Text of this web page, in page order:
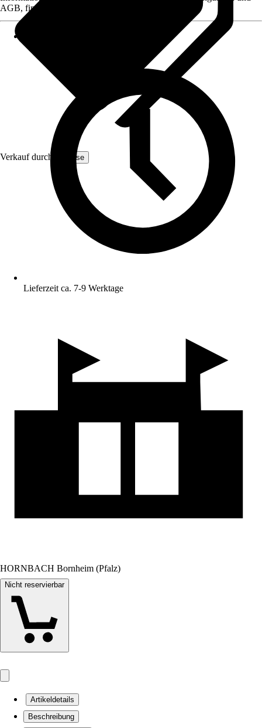
Verkauf durch: Yulisse
AGB, finden Sie bei Klick auf den Verkäufernamen.
Lieferzeit ca. 7-9 Werktage
HORNBACH Bornheim (Pfalz)
Nicht reservierbar
Artikeldetails
Beschreibung